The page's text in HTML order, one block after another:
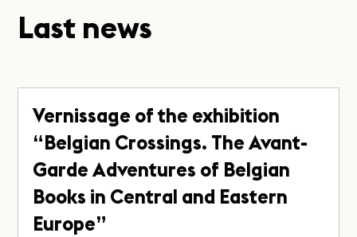
Last news
Vernissage of the exhibition
“Belgian Crossings. The Avant-
Garde Adventures of Belgian
Books in Central and Eastern
Europe”